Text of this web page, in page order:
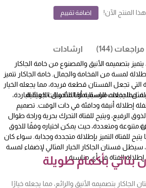
المنتج الآن! اضافة تقييم
مراجعات (144) ارشادات
بتصميمه الأنيق والمصنوع من خامة الجاكار
لمسة من الفخامة والجمال. خامة الجاكار تتميز
التي تجعل الفستان قطعة فريدة، مما يجعله الخيار
الحفلات الرسمية أو المناسبات العائلية.
مما يجعله مناسبًا تمامًا للأحوال الجوية الباردة،
إطلالة أنيقة ودافئة في ذات الوقت. تصميم
الرفيع، ويتيح للفتاة التحرك بحرية وراحة طوال
متنوعة ومتعددة، حيث يمكن اختياره وفقًا للذوق
للفتاة التميز بإطلالة متجددة وجذابة. سواء كان
سيظل فستان الجاكار الخيار المثالي لإضفاء لمسة
الفتاة في أي مناسبة.
بأكمام طويلة
الجاكار بتصميمه الأنيق والرائع، مما يجعله خيارًا